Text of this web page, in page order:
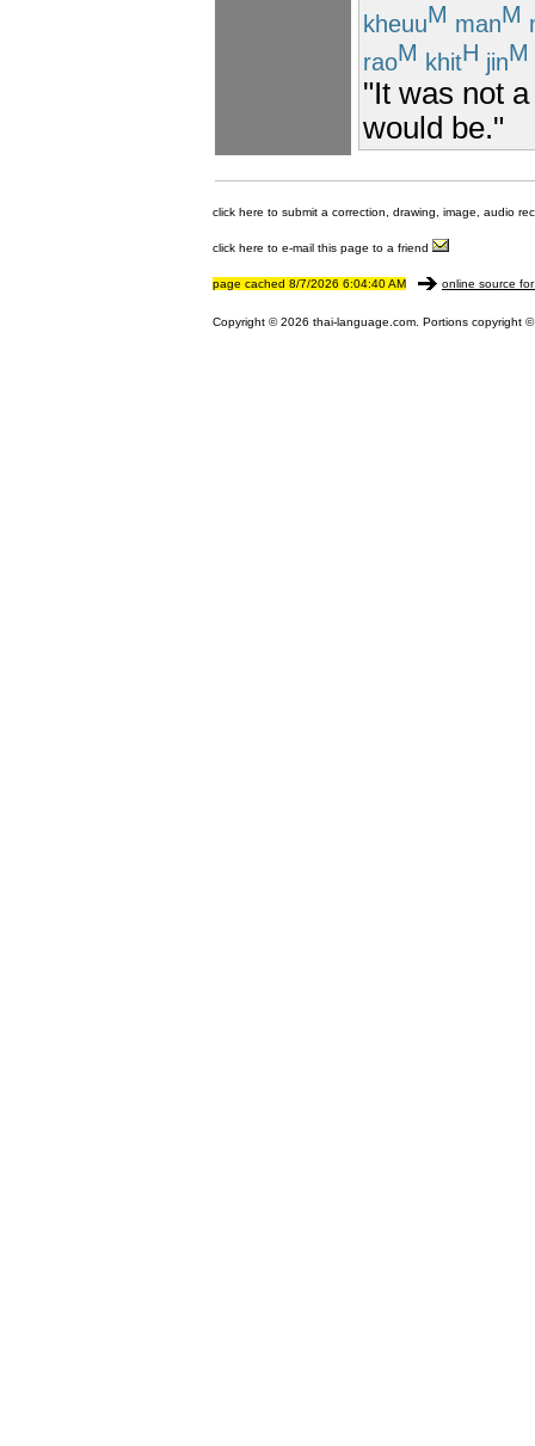
kheuuM manM
raoM khitH jinM
"It was not
would be."
click here to submit a correction, drawing, image, audio
click here to e-mail this page to a friend
page cached 8/7/2026 6:04:40 AM online source
Copyright © 2026 thai-language.com. Portions copyright